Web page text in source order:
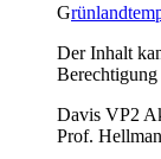
G
Der Inhalt
Berechtigung
Davis VP2
Prof.